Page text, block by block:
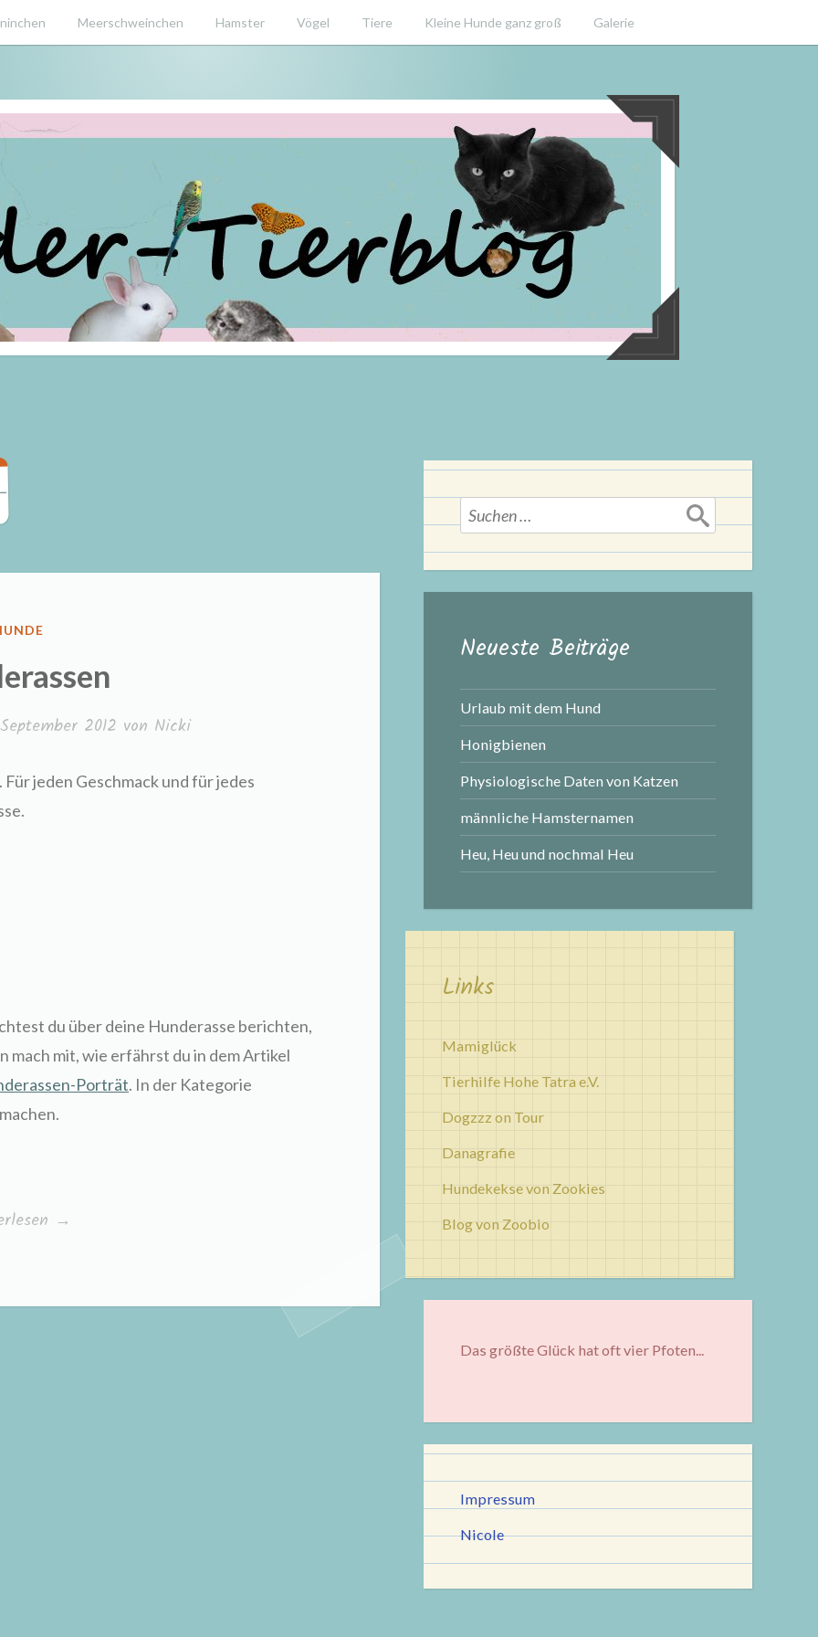
Meerschweinchen Hamster Vögel Tiere Kleine Hunde ganz groß Galerie
2012 von Nicki
jeden Geschmack und für jedes
du über deine Hunderasse berichten,
mach mit, wie erfährst du in dem Artikel
Porträt. In der Kategorie
→
Suchen
nach:
Neueste Beiträge
Urlaub mit dem Hund
Honigbienen
Physiologische Daten von Katzen
männliche Hamsternamen
Heu, Heu und nochmal Heu
Links
Mamiglück
Tierhilfe Hohe Tatra e.V.
Dogzzz on Tour
Danagrafie
Hundekekse von Zookies
Blog von Zoobio
Das größte Glück hat oft vier Pfoten...
Impressum
Nicole